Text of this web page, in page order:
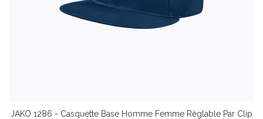
JAKO 1286 - Casquette Base Homme Femme Réglable Par Clip